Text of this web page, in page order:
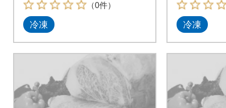
（0件）
冷凍 冷凍